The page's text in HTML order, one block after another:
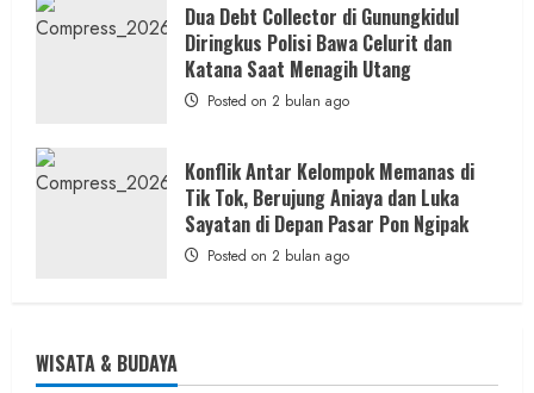
Dua Debt Collector di Gunungkidul
Diringkus Polisi Bawa Celurit dan
Katana Saat Menagih Utang
Posted on 2 bulan ago
Konflik Antar Kelompok Memanas di
Tik Tok, Berujung Aniaya dan Luka
Sayatan di Depan Pasar Pon Ngipak
Posted on 2 bulan ago
WISATA & BUDAYA